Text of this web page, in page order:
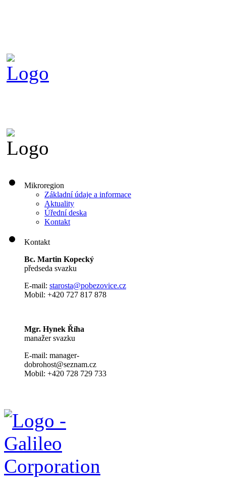
Mikroregion
Základní údaje a informace
Aktuality
Úřední deska
Kontakt
Kontakt
Bc. Martin Kopecký
předseda svazku
E-mail: starosta@pobezovice.cz
Mobil: +420 727 817 878
Mgr. Hynek Říha
manažer svazku
E-mail: manager-
dobrohost@seznam.cz
Mobil: +420 728 729 733